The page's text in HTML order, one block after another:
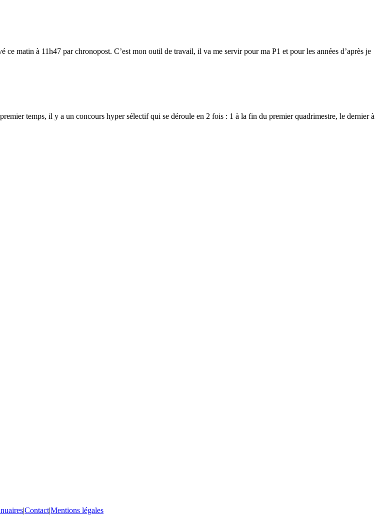
matin à 11h47 par chronopost. C’est mon outil de travail, il va me servir pour ma P1 et pour les années d’après je
temps, il y a un concours hyper sélectif qui se déroule en 2 fois : 1 à la fin du premier quadrimestre, le dernier à
|Contact|Mentions légales